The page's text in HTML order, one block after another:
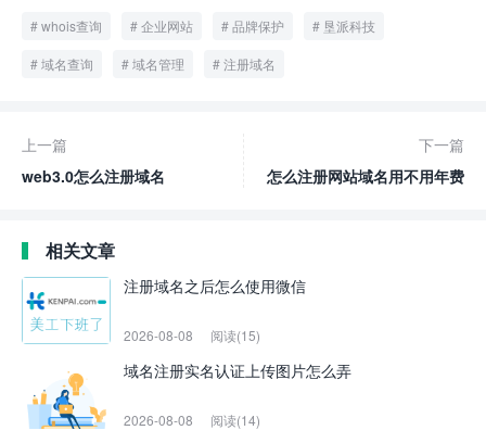
whois查询 企业网站 品牌保护 垦派科技
域名查询 域名管理 注册域名
上一篇
web3.0怎么注册域名
下一篇
怎么注册网站域名用不用年费
相关文章
注册域名之后怎么使用微信
2026-08-08 阅读(15)
域名注册实名认证上传图片怎么弄
2026-08-08 阅读(14)